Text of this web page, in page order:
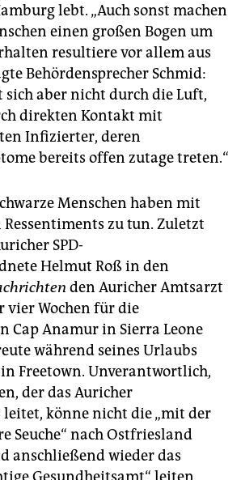
lebt. „Auch sonst machen
einen großen Bogen um
resultiere vor allem aus
Behördensprecher Schmid:
sich aber nicht durch die Luft,
direkten Kontakt mit
Infizierter, deren
bereits offen zutage treten.“
Menschen haben mit
zu tun. Zuletzt
SPD-
Helmut Roß in den
den Auricher Amtsarzt
vier Wochen für die
Cap Anamur in Sierra Leone
während seines Urlaubs
Freetown. Unverantwortlich,
der das Auricher
könne nicht die „mit der
Seuche“ nach Ostfriesland
anschließend wieder das